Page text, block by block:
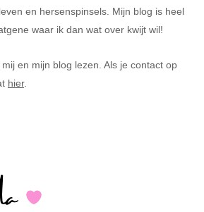
en hersenspinsels. Mijn blog is heel
waar ik dan wat over kwijt wil!
en mijn blog lezen. Als je contact op
hier.